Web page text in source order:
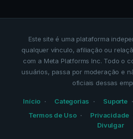
Este site é uma plataforma
qualquer vínculo, afiliação ou
com a Meta Platforms Inc. Todo o
usuários, passa por moderação e
oficiais dessas
Início Categorias Suporte
Termos de Uso
Privacidade
Divulgar